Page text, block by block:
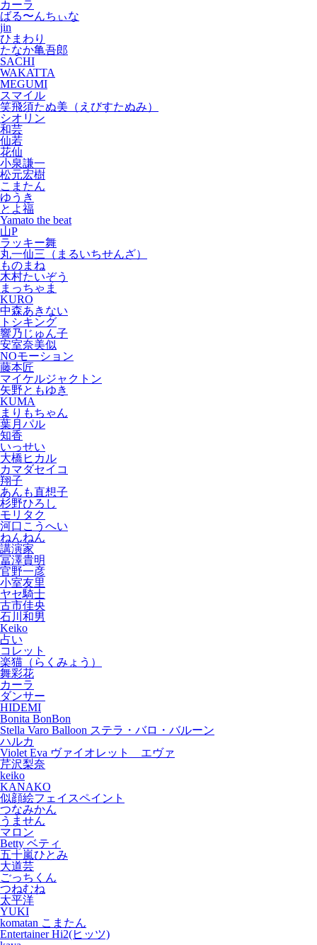
カーラ
ばる〜んちぃな
jin
ひまわり
たなか亀吾郎
SACHI
WAKATTA
MEGUMI
スマイル
笑飛須たぬ美（えびすたぬみ）
シオリン
和芸
仙若
花仙
小泉謙一
松元宏樹
こまたん
ゆうき
とよ福
Yamato the beat
山P
ラッキー舞
丸一仙三（まるいちせんざ）
ものまね
木村たいぞう
まっちゃま
KURO
中森あきない
トシキング
響乃じゅん子
安室奈美似
NOモーション
藤本匠
マイケルジャクトン
矢野ともゆき
KUMA
まりもちゃん
葉月パル
知香
いっせい
大橋ヒカル
カマダセイコ
翔子
あんも直想子
杉野ひろし
モリタク
河口こうへい
ねんねん
講演家
冨澤貴明
官野一彦
小室友里
ヤセ騎士
古市佳央
石川和男
Keiko
占い
コレット
楽猫（らくみょう）
舞彩花
カーラ
ダンサー
HIDEMI
Bonita BonBon
Stella Varo Balloon ステラ・バロ・バルーン
ハルカ
Violet Eva ヴァイオレット エヴァ
芹沢梨奈
keiko
KANAKO
似顔絵フェイスペイント
つなみかん
うません
マロン
Betty ベティ
五十嵐ひとみ
大道芸
ごっちくん
つねむね
太平洋
YUKI
komatan こまたん
Entertainer Hi2(ヒッツ)